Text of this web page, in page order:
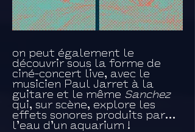
on peut également le
découvrir sous la forme de
ciné-concert live, avec le
musicien Paul Jarret à la
guitare et le même Sanchez
qui, sur scène, explore les
effets sonores produits par…
l’eau d’un aquarium !